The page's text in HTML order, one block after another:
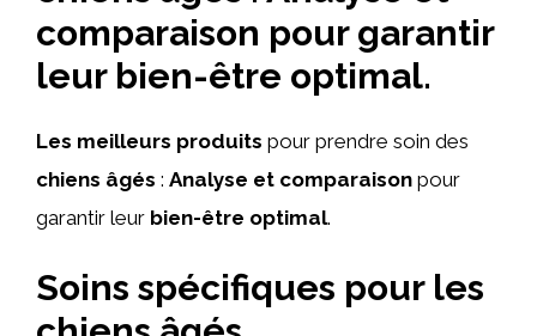
comparaison pour garantir
leur bien-être optimal.
Les meilleurs produits pour prendre soin des
chiens âgés : Analyse et comparaison pour
garantir leur bien-être optimal.
Soins spécifiques pour les